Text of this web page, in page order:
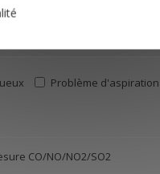
Problème d'aspiration
CO/NO/NO2/SO2